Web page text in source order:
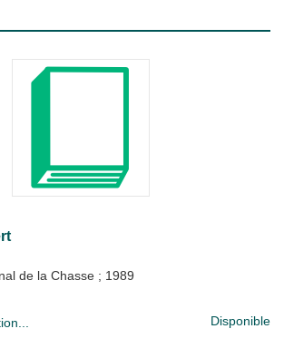
de la Chasse ; 1989
Disponible